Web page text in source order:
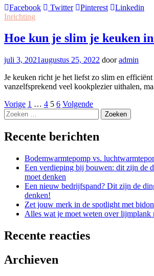
Facebook
Twitter Pinterest
Linkedin
Inrichting
Hoe kun je slim je keuken
juli 3, 2021augustus 25, 2022 dooradmin
Je keuken richt je het liefst zo slim en
vanzelfsprekend veel kookplezier uithalen,
Berichten
paginering
Vorige 1 … 4 5 6 Volgende
Zoeken
naar:
Recente berichten
Bodemwarmtepomp vs.
Een verdieping bij bouwen: dit zijn de
moet denken
Een nieuw bedrijfspand? Dit zijn de
denken!
Zet jouw merk in de spotlight met
Alles wat je moet weten over lijmplank
Recente reacties
Archieven